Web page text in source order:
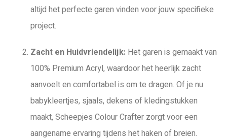
altijd het perfecte garen vinden voor jouw specifieke
project.
Zacht en Huidvriendelijk: Het garen is gemaakt van
100% Premium Acryl, waardoor het heerlijk zacht
aanvoelt en comfortabel is om te dragen. Of je nu
babykleertjes, sjaals, dekens of kledingstukken
maakt, Scheepjes Colour Crafter zorgt voor een
aangename ervaring tijdens het haken of breien.